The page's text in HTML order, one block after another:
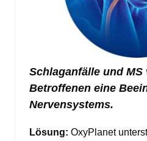
Schlaganfälle und
Betroffenen eine
Nervensystems.
Lösung: OxyPlanet